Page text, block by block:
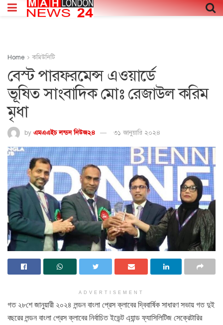
Home কমিউনিটি
বেস্ট পারফরমেন্স এওয়ার্ডে
ভূষিত সাংবাদিক মোঃ রেজাউল করিম
মৃধা
by এমএএইচ লন্ডন নিউজ২৪ ৩১ জানুয়ারি ২০২৪
ADVERTISEMENT
গত ২৮শে জানুয়ারী ২০২৪ লন্ডন বাংলা প্রেস ক্লাবের দ্বিবার্ষিক সাধারণ সভায় গত দুই
বছরের লন্ডন বাংলা প্রেস ক্লাবের নির্বাচিত ইভেন্ট এ্যান্ড ফ্যাসিলিটিজ সেক্রেটারির